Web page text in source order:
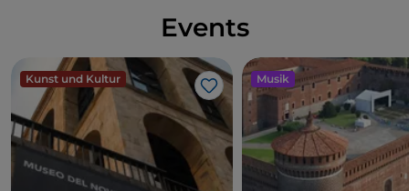
Events
Kunst und Kultur
Like
Musik